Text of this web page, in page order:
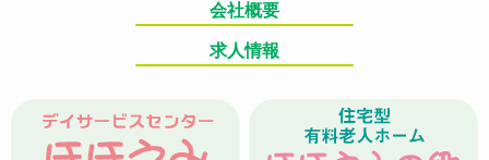
会社概要
求人情報